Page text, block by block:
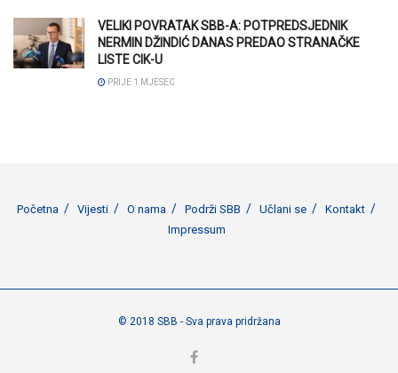
VELIKI POVRATAK SBB-A: POTPREDSJEDNIK
NERMIN DŽINDIĆ DANAS PREDAO STRANAČKE
LISTE CIK-U
PRIJE 1 MJESEC
Početna Vijesti O nama Podrži SBB Učlani se
Kontakt
Impressum
© 2018 SBB - Sva prava pridržana